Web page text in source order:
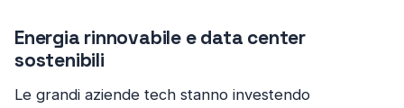
Energia rinnovabile e data center
sostenibili
Le grandi aziende tech stanno investendo